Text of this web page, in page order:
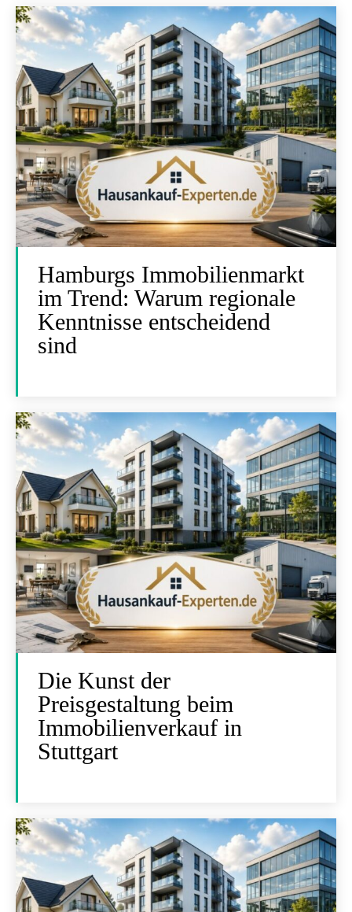
Hamburgs Immobilienmarkt
im Trend: Warum regionale
Kenntnisse entscheidend
sind
Die Kunst der
Preisgestaltung beim
Immobilienverkauf in
Stuttgart